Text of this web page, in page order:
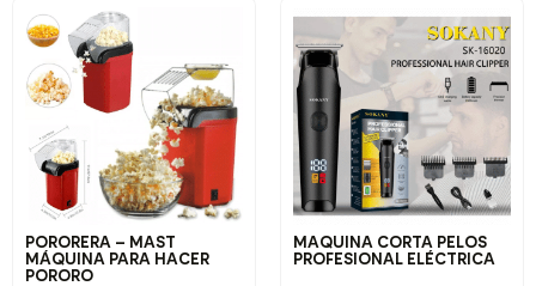
PORORERA – MAST
MÁQUINA PARA HACER
PORORO
MAQUINA CORTA PELOS
PROFESIONAL ELÉCTRICA